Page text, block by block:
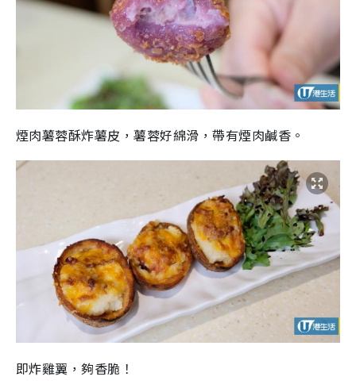
煙肉薯蓉酥炸薯皮，薯蓉好綿滑，帶有煙肉鹹香。
即炸雞翼，夠香脆！